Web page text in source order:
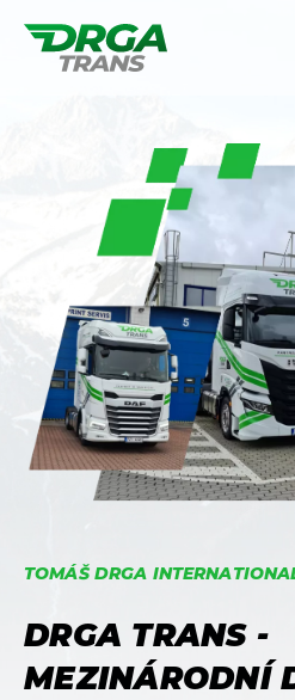
TOMÁŠ DRGA
DRGA TRANS -
MEZINÁRODNÍ